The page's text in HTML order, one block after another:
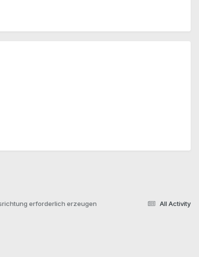
All Activity
erforderlich erzeugen